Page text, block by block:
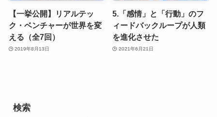
【一挙公開】リアルテッ
ク・ベンチャーが世界を変
える（全7回）
2019年8月13日
5.「感情」と「行動」のフ
ィードバックループが人類
を進化させた
2021年6月21日
検索